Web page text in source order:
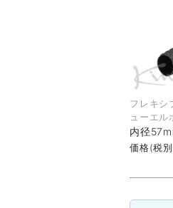
フレキシ
ューエル
内径
価格(税